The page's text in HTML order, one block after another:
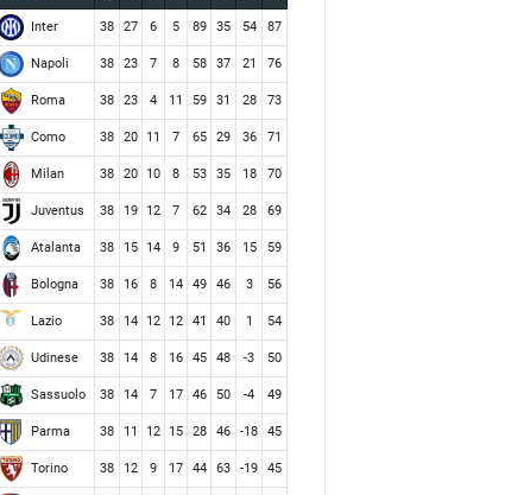
Inter 38 27 6 5 89 35 54 87
Napoli 38 23 7 8 58 37 21 76
Roma 38 23 4 11 59 31 28 73
Como 38 20 11 7 65 29 36 71
Milan 38 20 10 8 53 35 18 70
Juventus 38 19 12 7 62 34 28 69
Atalanta 38 15 14 9 51 36 15 59
Bologna 38 16 8 14 49 46 3 56
Lazio 38 14 12 12 41 40 1 54
Udinese 38 14 8 16 45 48 -3 50
Sassuolo 38 14 7 17 46 50 -4 49
Parma 38 11 12 15 28 46 -18 45
Torino 38 12 9 17 44 63 -19 45